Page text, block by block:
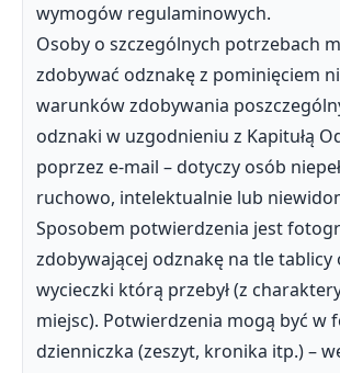
wymogów regulaminowych.
Osoby o szczególnych potrzebach
zdobywać odznakę z pominięciem
warunków zdobywania
odznaki w uzgodnieniu z Kapitułą
poprzez e‐mail – dotyczy osób
ruchowo, intelektualnie lub
Sposobem potwierdzenia jest
zdobywającej odznakę na tle tablicy
wycieczki którą przebył (z
miejsc). Potwierdzenia mogą być w
dzienniczka (zeszyt, kronika itp.) –